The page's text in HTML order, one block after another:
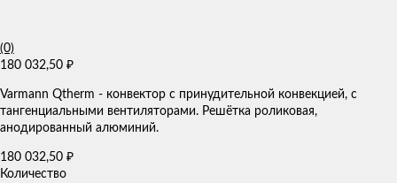
(0)
180 032,50 ₽
Varmann Qtherm - конвектор с принудительной конвекцией, с
тангенциальными вентиляторами. Решётка роликовая,
анодированный алюминий.
180 032,50 ₽
Количество